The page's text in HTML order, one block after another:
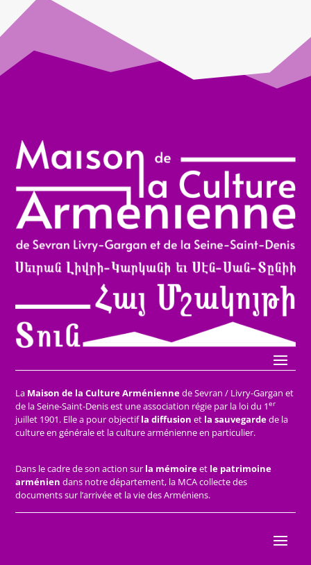
La Maison de la Culture Arméniennede Sevran / Livry-Gargan et
de la Seine-Saint-Denis est une association régie par la loi du 1er
juillet 1901. Elle a pour objectifla diffusion et la sauvegardede la
culture en générale et la culture arménienne en particulier.
Dans le cadre de son action sur la mémoireet le patrimoine
arménien dans notre département, la MCA collecte des
documents sur l’arrivée et la vie des Arméniens.